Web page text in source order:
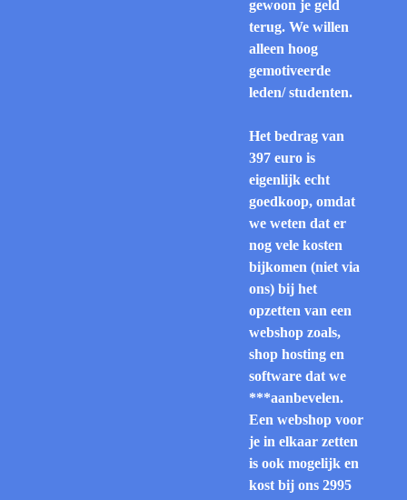
gewoon je geld
terug. We willen
alleen hoog
gemotiveerde
leden/ studenten.
Het bedrag van
397 euro is
eigenlijk echt
goedkoop, omdat
we weten dat er
nog vele kosten
bijkomen (niet via
ons) bij het
opzetten van een
webshop zoals,
shop hosting en
software dat we
***aanbevelen.
Een webshop voor
je in elkaar zetten
is ook mogelijk en
kost bij ons 2995